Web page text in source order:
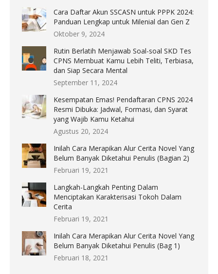
Cara Daftar Akun SSCASN untuk PPPK 2024:
Panduan Lengkap untuk Milenial dan Gen Z
Oktober 9, 2024
Rutin Berlatih Menjawab Soal-soal SKD Tes
CPNS Membuat Kamu Lebih Teliti, Terbiasa,
dan Siap Secara Mental
September 11, 2024
Kesempatan Emas! Pendaftaran CPNS 2024
Resmi Dibuka: Jadwal, Formasi, dan Syarat
yang Wajib Kamu Ketahui
Agustus 20, 2024
Inilah Cara Merapikan Alur Cerita Novel Yang
Belum Banyak Diketahui Penulis (Bagian 2)
Februari 19, 2021
Langkah-Langkah Penting Dalam
Menciptakan Karakterisasi Tokoh Dalam
Cerita
Februari 19, 2021
Inilah Cara Merapikan Alur Cerita Novel Yang
Belum Banyak Diketahui Penulis (Bag 1)
Februari 18, 2021